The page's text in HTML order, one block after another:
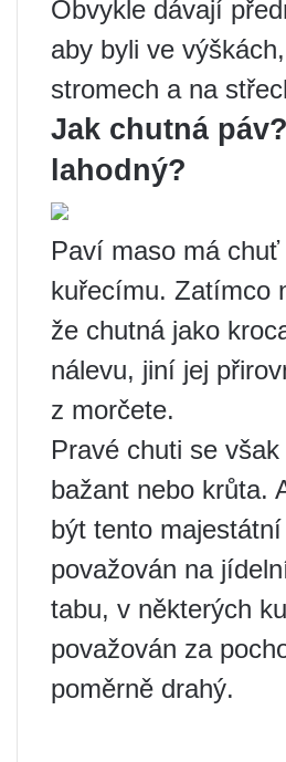
Obvykle dávají
aby byli ve
stromech a na
Jak chutná
lahodný?
Paví maso má chuť
kuřecímu. Zatímco
že chutná jako
nálevu, jiní jej
z morčete.
Pravé chuti se
bažant nebo krůta.
být tento
považován na
tabu, v některých
považován za
poměrně drahý.